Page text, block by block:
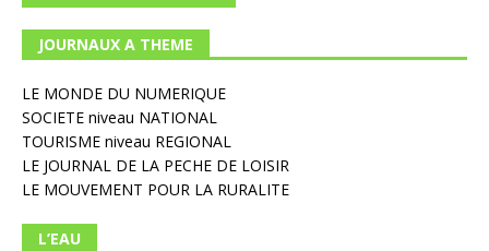
JOURNAUX A THEME
LE MONDE DU NUMERIQUE
SOCIETE niveau NATIONAL
TOURISME niveau REGIONAL
LE JOURNAL DE LA PECHE DE LOISIR
LE MOUVEMENT POUR LA RURALITE
L’EAU